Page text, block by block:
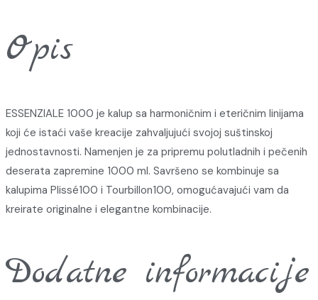
Opis
ESSENZIALE 1000 je kalup sa harmoničnim i eteričnim linijama
koji će istaći vaše kreacije zahvaljujući svojoj suštinskoj
jednostavnosti. Namenjen je za pripremu polutladnih i pečenih
deserata zapremine 1000 ml. Savršeno se kombinuje sa
kalupima Plissé100 i Tourbillon100, omogućavajući vam da
kreirate originalne i elegantne kombinacije.
Dodatne informacije